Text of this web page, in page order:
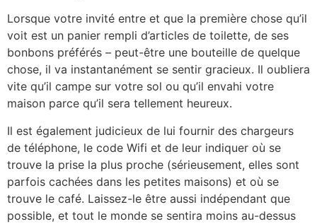
Lorsque votre invité entre et que la première chose qu’il
voit est un panier rempli d’articles de toilette, de ses
bonbons préférés – peut-être une bouteille de quelque
chose, il va instantanément se sentir gracieux. Il oubliera
vite qu’il campe sur votre sol ou qu’il envahi votre
maison parce qu’il sera tellement heureux.
Il est également judicieux de lui fournir des chargeurs
de téléphone, le code Wifi et de leur indiquer où se
trouve la prise la plus proche (sérieusement, elles sont
parfois cachées dans les petites maisons) et où se
trouve le café. Laissez-le être aussi indépendant que
possible, et tout le monde se sentira moins au-dessus